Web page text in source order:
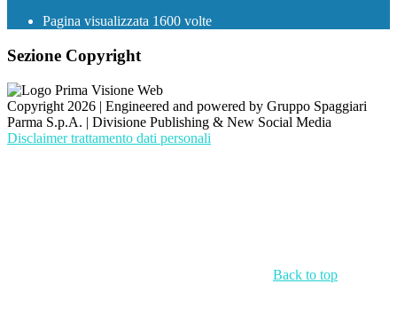
Pagina visualizzata 1600 volte
Sezione Copyright
Copyright 2026 | Engineered and powered by Gruppo Spaggiari
Parma S.p.A. | Divisione Publishing & New Social Media
Disclaimer trattamento dati personali
Back to top